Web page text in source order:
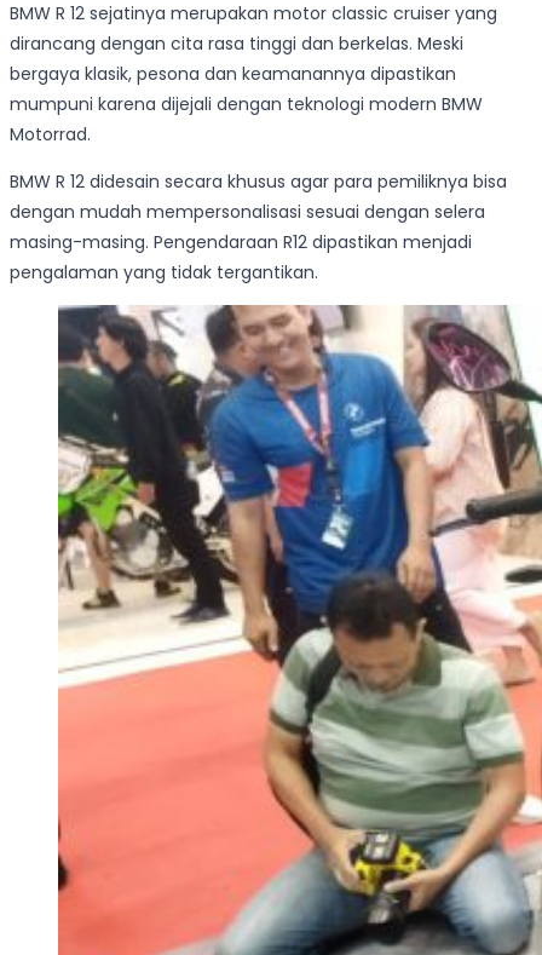
BMW R 12 sejatinya merupakan motor classic cruiser yang
dirancang dengan cita rasa tinggi dan berkelas. Meski
bergaya klasik, pesona dan keamanannya dipastikan
mumpuni karena dijejali dengan teknologi modern BMW
Motorrad.
BMW R 12 didesain secara khusus agar para pemiliknya bisa
dengan mudah mempersonalisasi sesuai dengan selera
masing-masing. Pengendaraan R12 dipastikan menjadi
pengalaman yang tidak tergantikan.